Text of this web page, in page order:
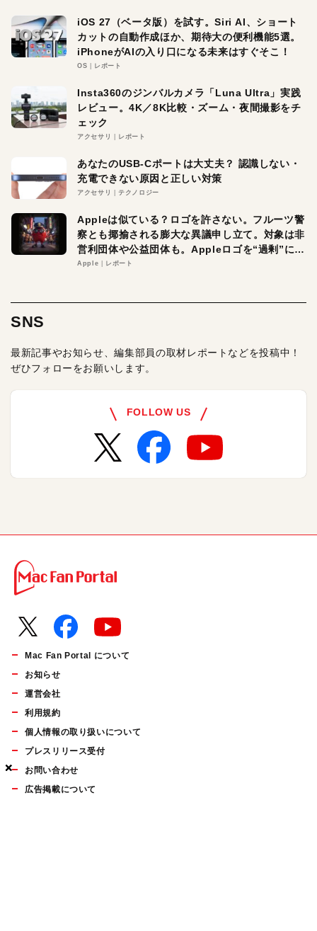
×
×
×
iOS 27（ベータ版）を試す。Siri AI、ショート
カットの自動作成ほか、期待大の便利機能5選。
iPhoneがAIの入り口になる未来はすぐそこ！
OS レポート
Insta360のジンバルカメラ「Luna Ultra」実践
レビュー。4K／8K比較・ズーム・夜間撮影をチ
ェック
アクセサリ レポート
あなたのUSB-Cポートは大丈夫？ 認識しない・
充電できない原因と正しい対策
アクセサリ テクノロジー
Appleは似ている？ロゴを許さない。フルーツ警
察とも揶揄される膨大な異議申し立て。対象は非
営利団体や公益団体も。Appleロゴを“過剰”に守
る理由とは
Apple レポート
SNS
最新記事やお知らせ、編集部員の取材レポートなどを投稿中！
ぜひフォローをお願いします。
FOLLOW US
Mac Fan Portal について
お知らせ
運営会社
利用規約
個人情報の取り扱いについて
プレスリリース受付
お問い合わせ
広告掲載について